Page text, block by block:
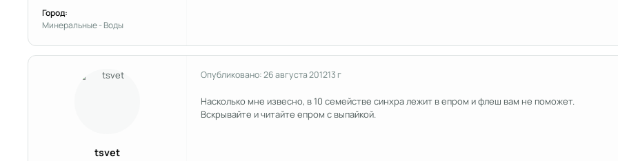
Город:
Минеральные - Воды
tsvet
Опубликовано:26 августа 201213 г
Насколько мне извесно, в 10 семействе синхра лежит в епром и флеш вам не поможет.
Вскрывайте и читайте епром с выпайкой.